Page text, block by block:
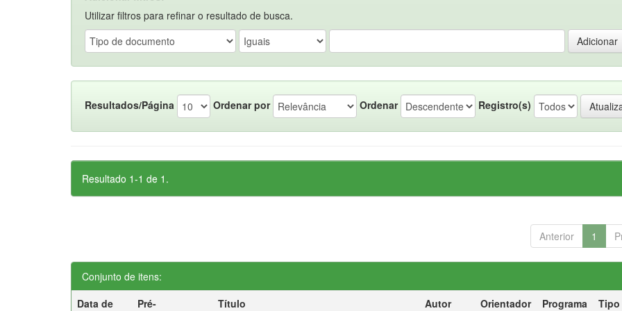
Utilizar filtros para refinar o resultado de busca.
Resultados/Página Ordenar por Ordenar Registro(s)
Resultado 1-1 de 1.
Anterior 1
Conjunto de itens:
Data de
Pré-
Título Autor Orientador Programa
Tipo